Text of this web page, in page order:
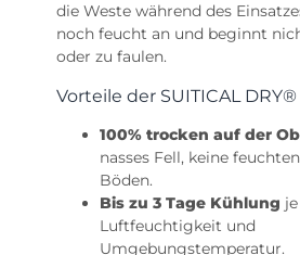
die Weste während des
noch feucht an und beginnt
oder zu faulen.
Vorteile der SUITICAL
100% trocken auf der
nasses Fell, keine
Böden.
Bis zu 3 Tage Kühlung
Luftfeuchtigkeit und
Umgebungstemperatur.